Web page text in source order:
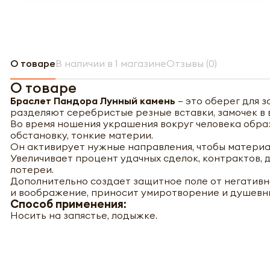
О товареВ наличии в 1 магазинеОтзывы (0)
О товаре
Браслет Пандора Лунный камень – это оберег для
разделяют серебристые резные вставки, замочек в
Во время ношения украшения вокруг человека
обстановку, тонкие материи.
Он активирует нужные направления, чтобы
Увеличивает процент удачных сделок,
лотереи.
Дополнительно создает защитное поле от
и воображение, приносит умиротворение и
Способ применения:
Носить на запястье, лодыжке.
-